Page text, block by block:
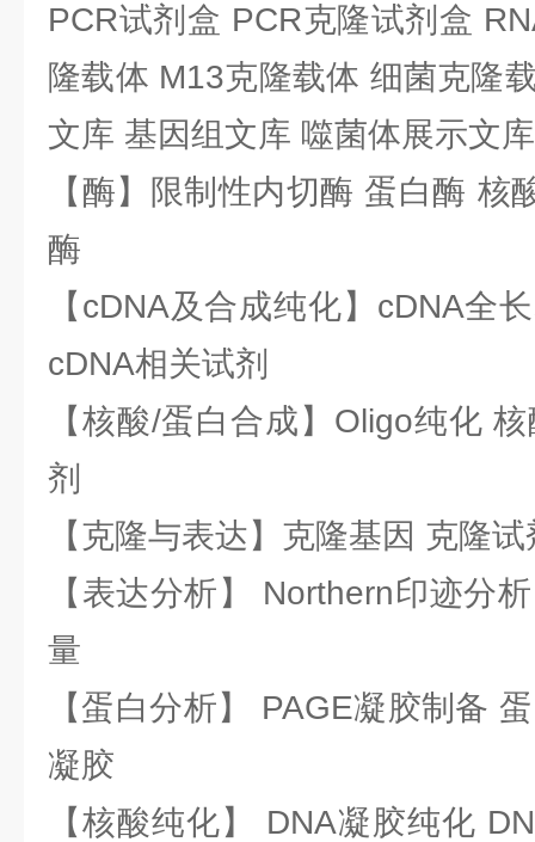
PCR试剂盒 PCR克隆试剂盒
隆载体 M13克隆载体 细菌克隆
文库 基因组文库 噬菌体展示文库
【酶】限制性内切酶 蛋白酶 核
酶
【cDNA及合成纯化】cDNA全
cDNA相关试剂
【核酸/蛋白合成】Oligo纯化
剂
【克隆与表达】克隆基因 克隆
【表达分析】 Northern印迹分
量
【蛋白分析】 PAGE凝胶制备
凝胶
【核酸纯化】 DNA凝胶纯化